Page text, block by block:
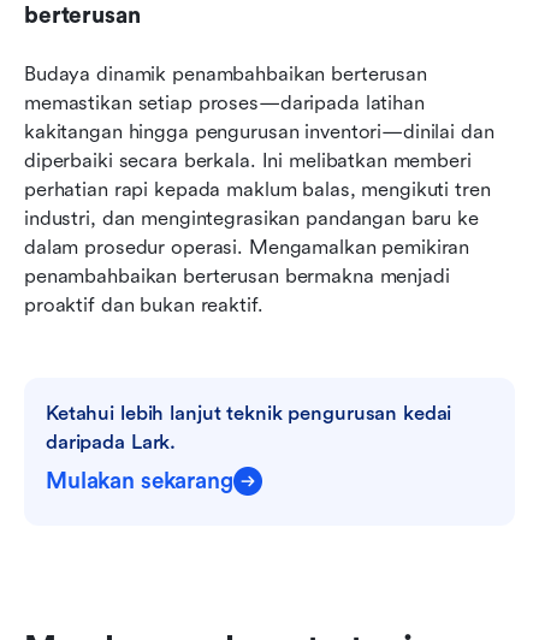
berterusan
Budaya dinamik penambahbaikan berterusan
memastikan setiap proses—daripada latihan
kakitangan hingga pengurusan inventori—dinilai dan
diperbaiki secara berkala. Ini melibatkan memberi
perhatian rapi kepada maklum balas, mengikuti tren
industri, dan mengintegrasikan pandangan baru ke
dalam prosedur operasi. Mengamalkan pemikiran
penambahbaikan berterusan bermakna menjadi
proaktif dan bukan reaktif.
Ketahui lebih lanjut teknik pengurusan kedai
daripada Lark.
Mulakan sekarang